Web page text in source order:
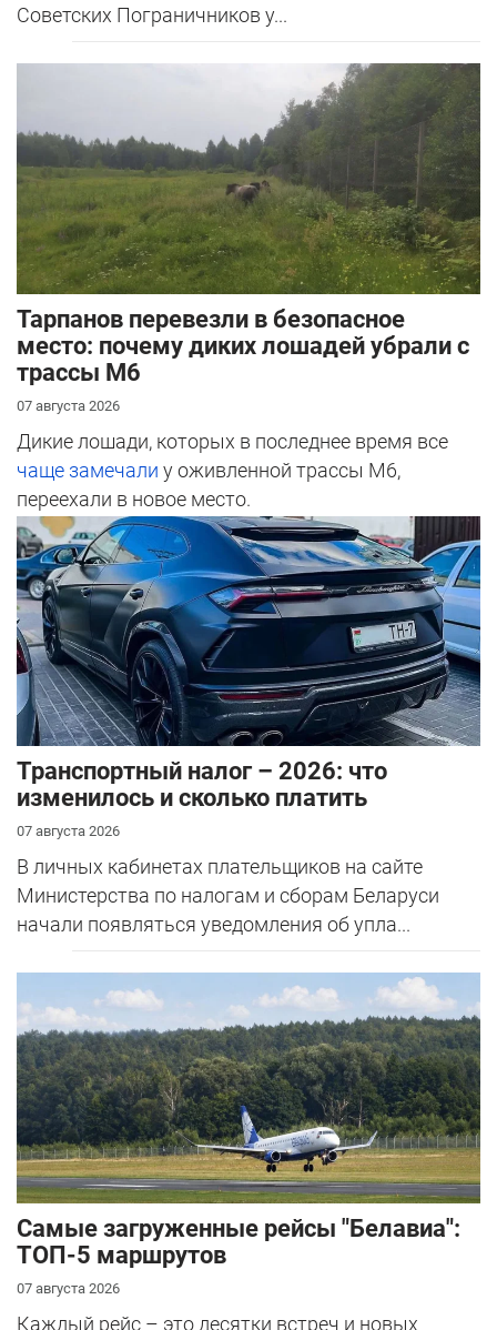
Советских Пограничников у...
Тарпанов перевезли в безопасное
место: почему диких лошадей убрали с
трассы М6
07 августа 2026
Дикие лошади, которых в последнее время все
чаще замечали у оживленной трассы М6,
переехали в новое место.
Транспортный налог – 2026: что
изменилось и сколько платить
07 августа 2026
В личных кабинетах плательщиков на сайте
Министерства по налогам и сборам Беларуси
начали появляться уведомления об упла...
Самые загруженные рейсы "Белавиа":
ТОП-5 маршрутов
07 августа 2026
Каждый рейс – это десятки встреч и новых